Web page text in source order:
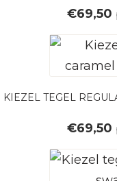
€69,50
KIEZEL TEGEL
€69,50